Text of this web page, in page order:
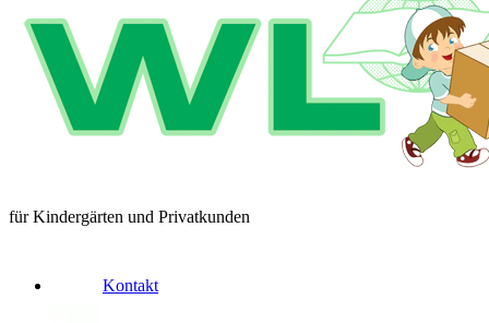
für Kindergärten und Privatkunden
Kontakt